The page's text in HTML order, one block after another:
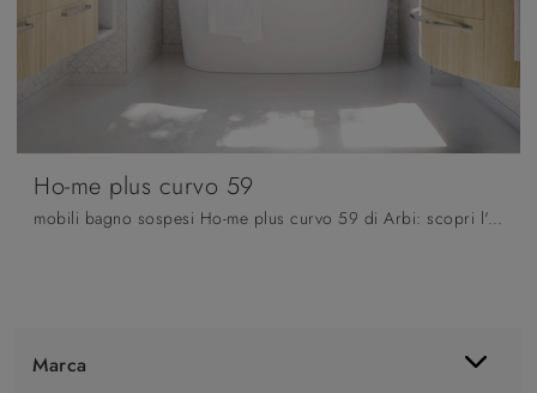
Marca
Ho-me plus curvo 59
mobili bagno sospesi Ho-me plus curvo 59 di Arbi: scopri l'Arredo Bagno in melaminico moderno e arreda il bagno di casa.